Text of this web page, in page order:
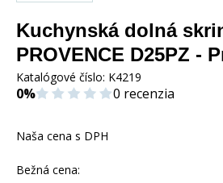
Kuchynská dolná
PROVENCE D25PZ -
Katalógové číslo: K4219
0% 0 recenzia
Naša cena s DPH
Bežná cena: